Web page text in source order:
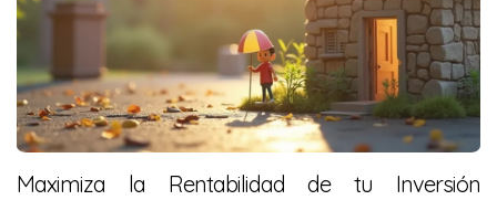
Maximiza la Rentabilidad de tu Inversión